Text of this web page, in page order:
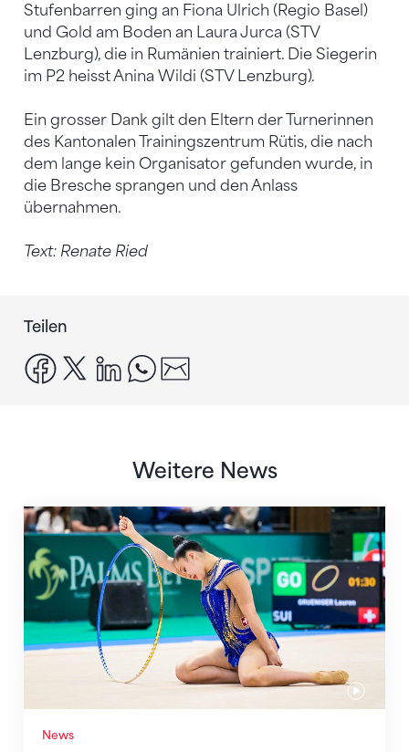
Stufenbarren ging an Fiona Ulrich (Regio Basel)
und Gold am Boden an Laura Jurca (STV
Lenzburg), die in Rumänien trainiert. Die Siegerin
im P2 heisst Anina Wildi (STV Lenzburg).
Ein grosser Dank gilt den Eltern der Turnerinnen
des Kantonalen Trainingszentrum Rütis, die nach
dem lange kein Organisator gefunden wurde, in
die Bresche sprangen und den Anlass
übernahmen.
Text: Renate Ried
Teilen
facebook
x linkedinwhatsapp
Weitere News
News
Nächster Halt: Weltmeisterschaft